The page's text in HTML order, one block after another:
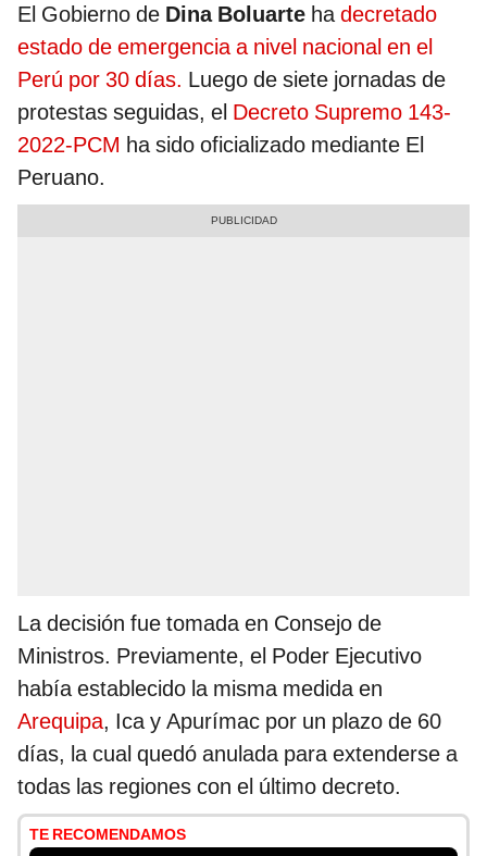
El Gobierno de Dina Boluarte hadecretado
estado de emergencia a nivel nacional en el
Perú por 30 días. Luego de siete jornadas de
protestas seguidas, el Decreto Supremo 143-
2022-PCM ha sido oficializado mediante El
Peruano.
La decisión fue tomada en Consejo de
Ministros. Previamente, el Poder Ejecutivo
había establecido la misma medida en
Arequipa, Ica y Apurímac por un plazo de 60
días, la cual quedó anulada para extenderse a
todas las regiones con el último decreto.
TE RECOMENDAMOS